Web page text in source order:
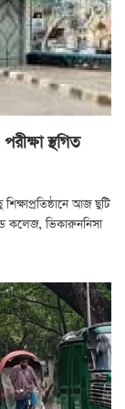
স্থগিত
আজ ছুটি
কলেজ, ভিকারুননিসা